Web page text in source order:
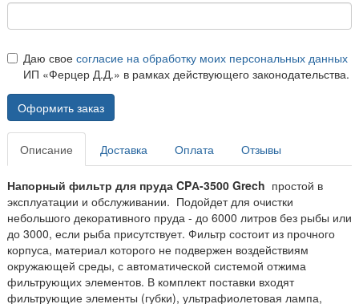
Даю свое согласие на обработку моих персональных данных
ИП «Ферцер Д.Д.» в рамках действующего законодательства.
Оформить заказ
Описание Доставка Оплата Отзывы
Напорный фильтр для пруда CPА-3500 Grech простой в
эксплуатации и обслуживании. Подойдет для очистки
небольшого декоративного пруда - до 6000 литров без рыбы или
до 3000, если рыба присутствует. Фильтр состоит из прочного
корпуса, материал которого не подвержен воздействиям
окружающей среды, с автоматической системой отжима
фильтрующих элементов. В комплект поставки входят
фильтрующие элементы (губки), ультрафиолетовая лампа,